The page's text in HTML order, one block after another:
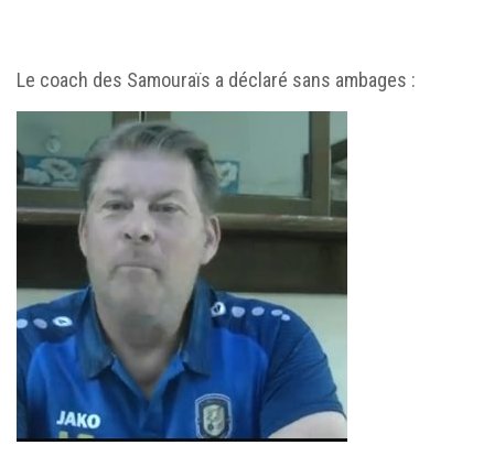
Le coach des Samouraïs a déclaré sans ambages :